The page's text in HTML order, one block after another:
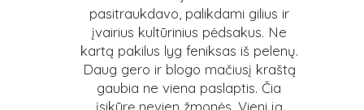
pasitraukdavo, palikdami gilius ir
įvairius kultūrinius pėdsakus. Ne
kartą pakilus lyg feniksas iš pelenų.
Daug gero ir blogo mačiusį kraštą
gaubia ne viena paslaptis. Čia
įsikūrę nevien žmonės. Vieni ją